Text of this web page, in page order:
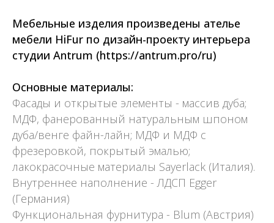
Мебельные изделия произведены ателье
мебели HiFur по дизайн-проекту интерьера
студии Antrum (https://antrum.pro/ru)
Основные материалы:
Фасады и открытые элементы - массив дуба;
МДФ, фанерованный натуральным шпоном
дуба/венге файн-лайн; МДФ и МДФ с
фрезеровкой, покрытый эмалью;
лакокрасочные материалы Sayerlack (Италия).
Внутреннее наполнение - ЛДСП Egger
(Германия)
Функциональная фурнитура - Blum (Австрия)